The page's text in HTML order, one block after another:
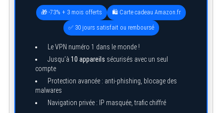
🎁 -73% + 3 mois offerts 🛍️ Carte cadeau Amazon.fr
✅ 30 jours satisfait ou remboursé
Le VPN numéro 1 dans le monde !
Jusqu’à 10 appareils sécurisés avec un seul
compte
Protection avancée : anti-phishing, blocage des
malwares
Navigation privée : IP masquée, trafic chiffré
e
a